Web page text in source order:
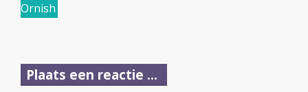
Ornish
Plaats een reactie ...